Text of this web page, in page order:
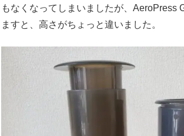
もなくなってしまいましたが、AeroPress
ますと、高さがちょっと違いました。